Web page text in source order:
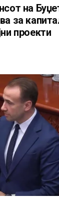
на
за
проекти